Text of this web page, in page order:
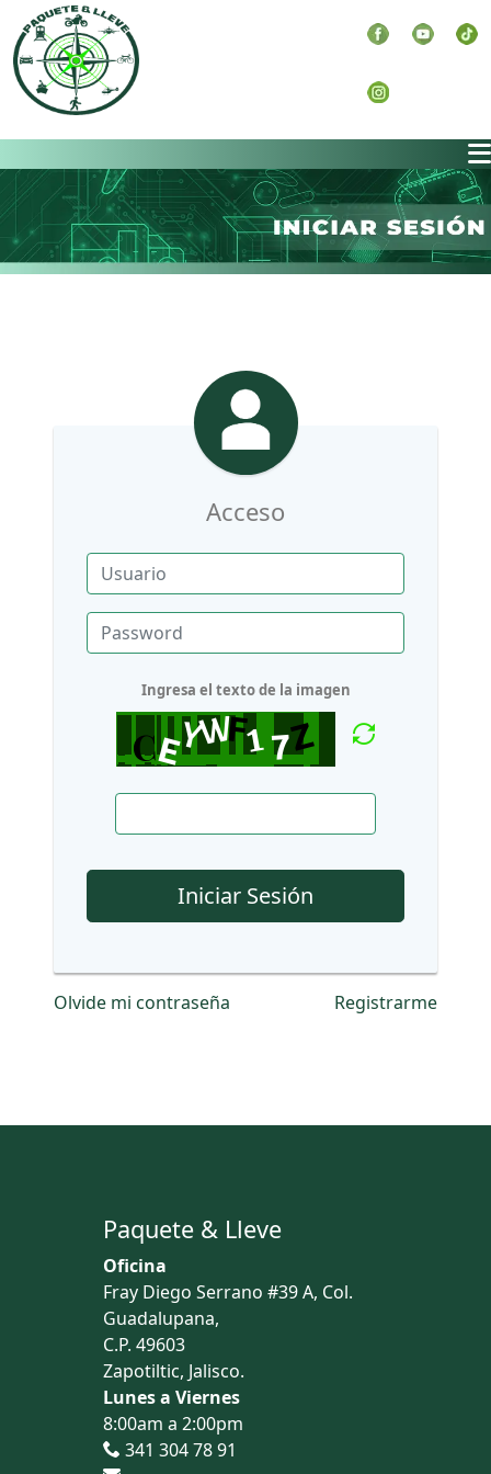
Acceso
Ingresa el texto de la imagen
Iniciar Sesión
Olvide mi contraseña Registrarme
Paquete & Lleve
Oficina
Fray Diego Serrano #39 A, Col.
Guadalupana,
C.P. 49603
Zapotiltic, Jalisco.
Lunes a Viernes
8:00am a 2:00pm
341 304 78 91